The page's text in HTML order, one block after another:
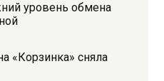
уровень обмена
«Корзинка» сняла